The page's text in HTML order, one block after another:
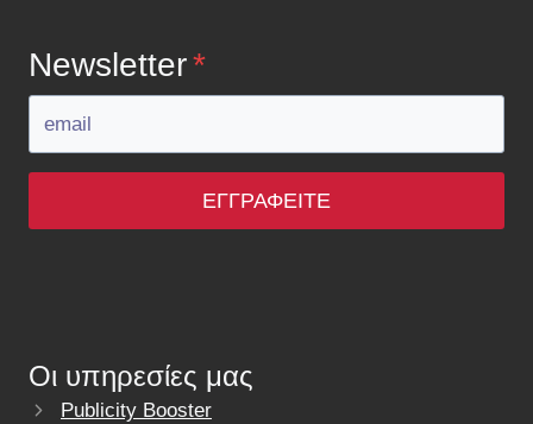
Newsletter*
ΕΓΓΡΑΦΕΊΤΕ
Οι υπηρεσίες μας
Publicity Booster